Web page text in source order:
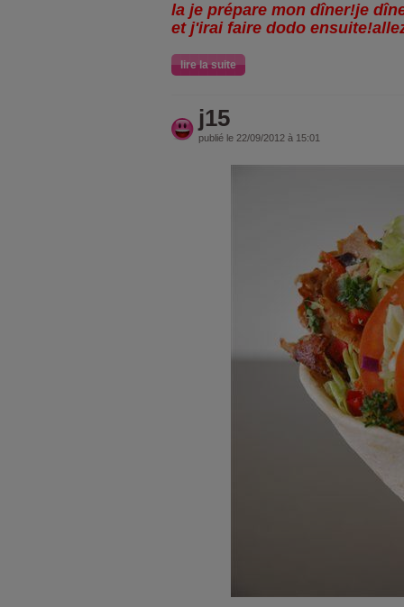
la je prépare mon dîner!je
et j'irai faire dodo
lire la suite
j15
publié le 22/09/2012 à 15:01